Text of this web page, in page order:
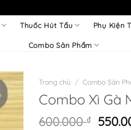
Thuốc Hút Tẩu Phụ Kiện
Combo Sản Phẩm
Trang chủ / Combo Sản
Combo Xì Gà
600.000₫
Giá